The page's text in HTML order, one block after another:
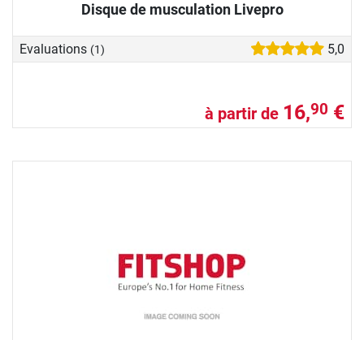
Disque de musculation Livepro
Evaluations (1) 5,0
à partir de 16,90 €